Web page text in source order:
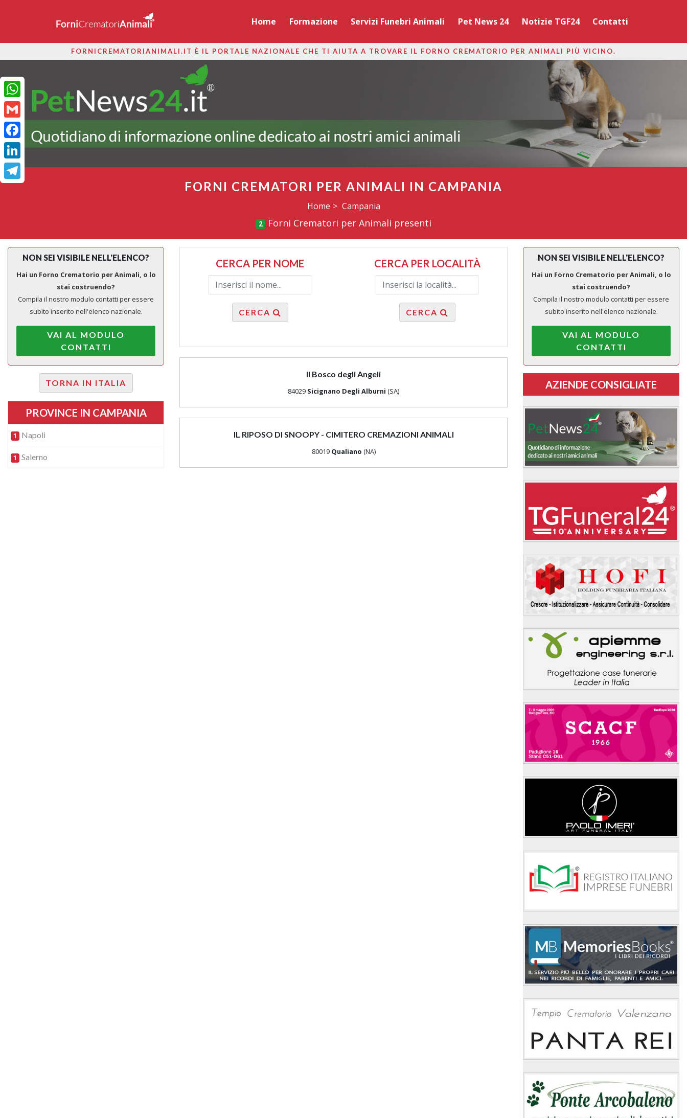
WhatsApp
Gmail
Facebook
LinkedIn
Home Formazione Servizi Funebri Animali Pet News 24 Notizie TGF24 Contatti
FORNICREMATORIANIMALI.IT È IL PORTALE NAZIONALE CHE TI AIUTA A TROVARE IL FORNO CREMATORIO PER ANIMALI PIÙ VICINO.
FORNI CREMATORI PER ANIMALI IN CAMPANIA
Home Campania
2 Forni Crematori per Animali presenti
NON SEI VISIBILE NELL'ELENCO?
Hai un Forno Crematorio per Animali, o lo
stai costruendo?
Compila il nostro modulo contatti per essere
subito inserito nell'elenco nazionale.
VAI AL MODULO
CONTATTI
TORNA IN ITALIA
PROVINCE IN CAMPANIA
1 Napoli
1 Salerno
CERCA PER NOME
CERCA
CERCA PER LOCALITÀ
CERCA
Il Bosco degli Angeli
84029 Sicignano Degli Alburni (SA)
IL RIPOSO DI SNOOPY - CIMITERO CREMAZIONI ANIMALI
80019Qualiano (NA)
NON SEI VISIBILE NELL'ELENCO?
Hai un Forno Crematorio per Animali, o lo
stai costruendo?
Compila il nostro modulo contatti per essere
subito inserito nell'elenco nazionale.
VAI AL MODULO
CONTATTI
AZIENDE CONSIGLIATE